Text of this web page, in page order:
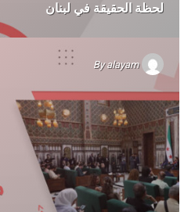
لحظة الحقيقة في لبنان
Byalayam